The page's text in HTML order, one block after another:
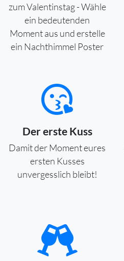
zum Valentinstag - Wähle
ein bedeutenden
Moment aus und erstelle
ein Nachthimmel Poster
Der erste Kuss
Damit der Moment eures
ersten Kusses
unvergesslich bleibt!